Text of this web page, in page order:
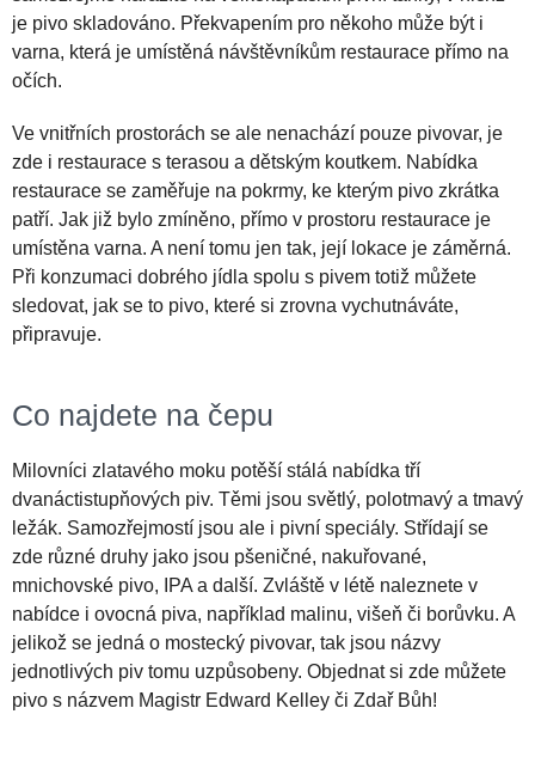
je pivo skladováno. Překvapením pro někoho může být i
varna, která je umístěná návštěvníkům restaurace přímo na
očích.
Ve vnitřních prostorách se ale nenachází pouze pivovar, je
zde i restaurace s terasou a dětským koutkem. Nabídka
restaurace se zaměřuje na pokrmy, ke kterým pivo zkrátka
patří. Jak již bylo zmíněno, přímo v prostoru restaurace je
umístěna varna. A není tomu jen tak, její lokace je záměrná.
Při konzumaci dobrého jídla spolu s pivem totiž můžete
sledovat, jak se to pivo, které si zrovna vychutnáváte,
připravuje.
Co najdete na čepu
Milovníci zlatavého moku potěší stálá nabídka tří
dvanáctistupňových piv. Těmi jsou světlý, polotmavý a tmavý
ležák. Samozřejmostí jsou ale i pivní speciály. Střídají se
zde různé druhy jako jsou pšeničné, nakuřované,
mnichovské pivo, IPA a další. Zvláště v létě naleznete v
nabídce i ovocná piva, například malinu, višeň či borůvku. A
jelikož se jedná o mostecký pivovar, tak jsou názvy
jednotlivých piv tomu uzpůsobeny. Objednat si zde můžete
pivo s názvem Magistr Edward Kelley či Zdař Bůh!